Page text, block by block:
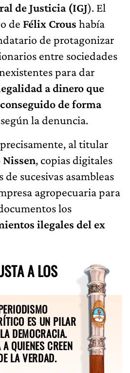
de Justicia (IGJ). El
de Félix Crous había
de protagonizar
entre sociedades
para dar
a dinero que
de forma
la denuncia.
al titular
Nissen, copias digitales
de sucesivas asambleas
agropecuaria para
los
ilegales del ex
A LOS
ES UN PILAR
DEMOCRACIA.
QUIENES CREEN
LA VERDAD.